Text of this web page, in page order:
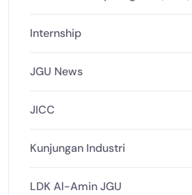
Internship
JGU News
JICC
Kunjungan Industri
LDK Al-Amin JGU